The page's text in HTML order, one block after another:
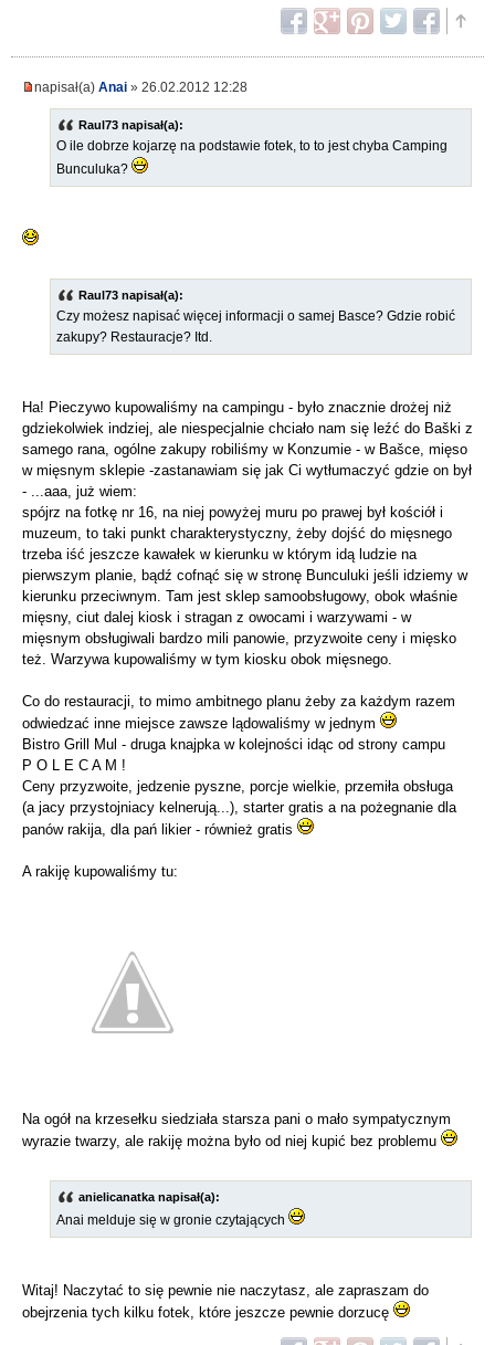
napisał(a) Anai » 26.02.2012 12:28
Raul73 napisał(a):
O ile dobrze kojarzę na podstawie fotek, to to jest chyba Camping
Bunculuka?
Raul73 napisał(a):
Czy możesz napisać więcej informacji o samej Basce? Gdzie robić
zakupy? Restauracje? Itd.
Ha! Pieczywo kupowaliśmy na campingu - było znacznie drożej niż
gdziekolwiek indziej, ale niespecjalnie chciało nam się leźć do Baški z
samego rana, ogólne zakupy robiliśmy w Konzumie - w Bašce, mięso
w mięsnym sklepie -zastanawiam się jak Ci wytłumaczyć gdzie on był
- ...aaa, już wiem:
spójrz na fotkę nr 16, na niej powyżej muru po prawej był kościół i
muzeum, to taki punkt charakterystyczny, żeby dojść do mięsnego
trzeba iść jeszcze kawałek w kierunku w którym idą ludzie na
pierwszym planie, bądź cofnąć się w stronę Bunculuki jeśli idziemy w
kierunku przeciwnym. Tam jest sklep samoobsługowy, obok właśnie
mięsny, ciut dalej kiosk i stragan z owocami i warzywami - w
mięsnym obsługiwali bardzo mili panowie, przyzwoite ceny i mięsko
też. Warzywa kupowaliśmy w tym kiosku obok mięsnego.
Co do restauracji, to mimo ambitnego planu żeby za każdym razem
odwiedzać inne miejsce zawsze lądowaliśmy w jednym
Bistro Grill Mul - druga knajpka w kolejności idąc od strony campu
P O L E C A M !
Ceny przyzwoite, jedzenie pyszne, porcje wielkie, przemiła obsługa
(a jacy przystojniacy kelnerują...), starter gratis a na pożegnanie dla
panów rakija, dla pań likier - również gratis
A rakiję kupowaliśmy tu:
Na ogół na krzesełku siedziała starsza pani o mało sympatycznym
wyrazie twarzy, ale rakiję można było od niej kupić bez problemu
anielicanatka napisał(a):
Anai melduje się w gronie czytających
Witaj! Naczytać to się pewnie nie naczytasz, ale zapraszam do
obejrzenia tych kilku fotek, które jeszcze pewnie dorzucę